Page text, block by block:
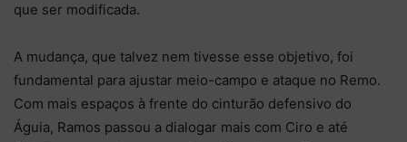
que ser modificada.
A mudança, que talvez nem tivesse esse objetivo, foi
fundamental para ajustar meio-campo e ataque no Remo.
Com mais espaços à frente do cinturão defensivo do
Águia, Ramos passou a dialogar mais com Ciro e até